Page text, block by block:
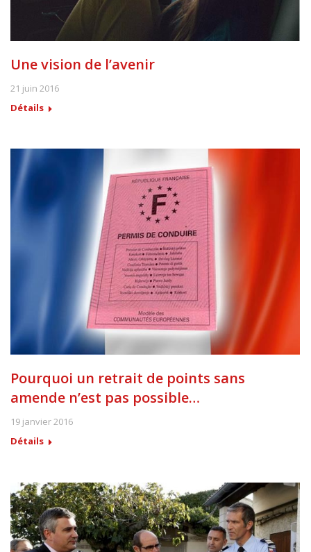
Une vision de l’avenir
21 juin 2016
Détails
Pourquoi un retrait de points sans
amende n’est pas possible…
19 janvier 2016
Détails